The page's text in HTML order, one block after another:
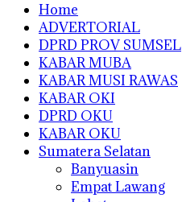
Home
ADVERTORIAL
DPRD PROV SUMSEL
KABAR MUBA
KABAR MUSI RAWAS
KABAR OKI
DPRD OKU
KABAR OKU
Sumatera Selatan
Banyuasin
Empat Lawang